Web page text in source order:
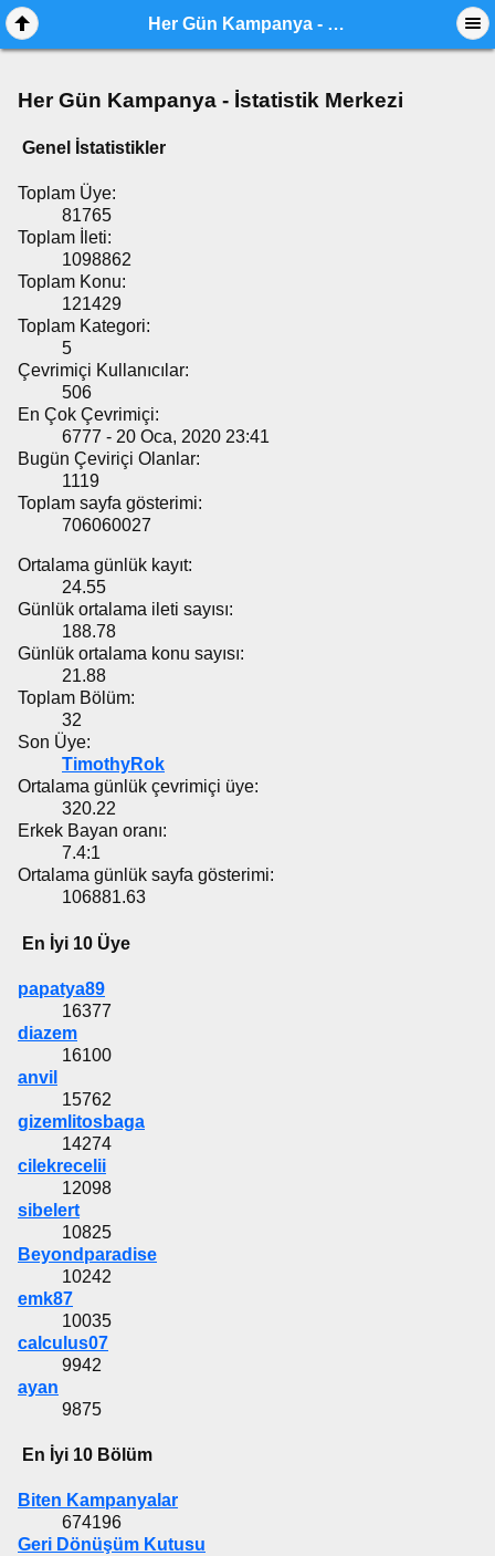
Her Gün Kampanya - İstatistik Merkezi
Her Gün Kampanya - İstatistik Merkezi
Genel İstatistikler
Toplam Üye:
81765
Toplam İleti:
1098862
Toplam Konu:
121429
Toplam Kategori:
5
Çevrimiçi Kullanıcılar:
506
En Çok Çevrimiçi:
6777 - 20 Oca, 2020 23:41
Bugün Çeviriçi Olanlar:
1119
Toplam sayfa gösterimi:
706060027
Ortalama günlük kayıt:
24.55
Günlük ortalama ileti sayısı:
188.78
Günlük ortalama konu sayısı:
21.88
Toplam Bölüm:
32
Son Üye:
TimothyRok
Ortalama günlük çevrimiçi üye:
320.22
Erkek Bayan oranı:
7.4:1
Ortalama günlük sayfa gösterimi:
106881.63
En İyi 10 Üye
papatya89
16377
diazem
16100
anvil
15762
gizemlitosbaga
14274
cilekrecelii
12098
sibelert
10825
Beyondparadise
10242
emk87
10035
calculus07
9942
ayan
9875
En İyi 10 Bölüm
Biten Kampanyalar
674196
Geri Dönüşüm Kutusu